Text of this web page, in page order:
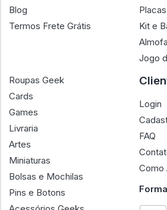
Blog
Termos Frete Grátis
Kit e
Jogo
Roupas Geek
Cards
Games
Livraria
Artes
Miniaturas
Bolsas e Mochilas
Pins e Botons
Login
FAQ
Como